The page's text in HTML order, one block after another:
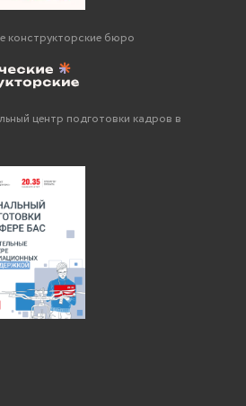
конструкторские бюро
центр подготовки кадров в